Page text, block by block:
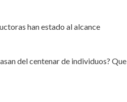
han estado al alcance
del centenar de individuos? Que